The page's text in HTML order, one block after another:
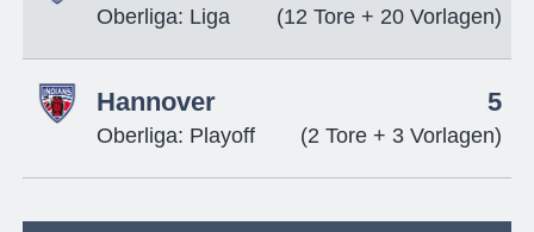
Oberliga: Liga (12 Tore + 20 Vorlagen)
Hannover
Oberliga: Playoff
5
(2 Tore + 3 Vorlagen)